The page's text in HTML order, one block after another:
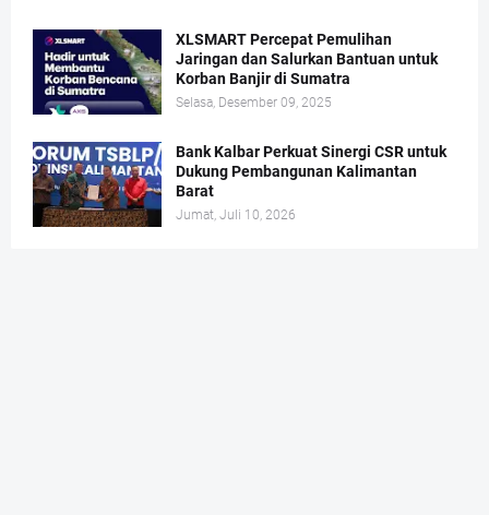
XLSMART Percepat Pemulihan
Jaringan dan Salurkan Bantuan untuk
Korban Banjir di Sumatra
Selasa, Desember 09, 2025
Bank Kalbar Perkuat Sinergi CSR untuk
Dukung Pembangunan Kalimantan
Barat
Jumat, Juli 10, 2026